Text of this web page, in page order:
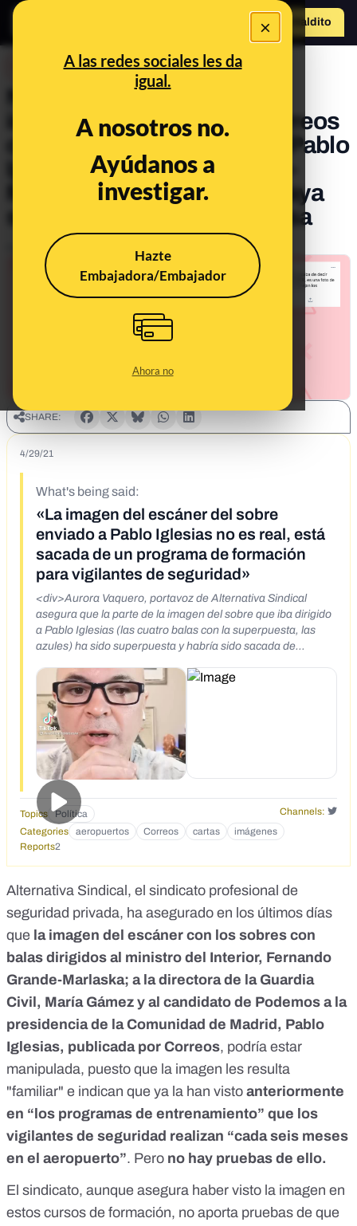
×
A las redes sociales les da
igual.
A nosotros no.
Ayúdanos a
investigar.
Hazte
Embajadora/Embajador
Ahora no
Hazte Maldito
No hay pruebas de que la
imagen del escáner de Correos
con los sobres enviados a Pablo
Iglesias, Fernando Grande-
Marlaska y María Gámez haya
sido superpuesta o sea falsa
Publicado el
SHARE:
4/29/21
What's being said:
«La imagen del escáner del sobre
enviado a Pablo Iglesias no es real, está
sacada de un programa de formación
para vigilantes de seguridad»
<div>Aurora Vaquero, portavoz de Alternativa Sindical
asegura que la parte de la imagen del sobre que iba dirigido
a Pablo Iglesias (las cuatro balas con la superpuesta, las
azules) ha sido superpuesta y habría sido sacada de
el aeropuerto.<br><br>No pone en cuestión que se haya
recibido la carta pero la imagen "adolece de deficiencias".
Dice que lo ha cotejado con otros compañeros que han
hecho cursos de formación.&nbsp;<br>
<br>https://www.cope.es/trecetv/programas/el-
cascabel/amp/noticias/imagen-del-escaner-que-registro-
las-balas-correos-podria-estar-manipulada-segun-
alternativa-sindical-20210429_1262972<br><br></div>
Topics Política
Channels:
Categories
aeropuertos Correos cartas
imágenes
Reports2
Alternativa Sindical, el sindicato profesional de
seguridad privada, ha asegurado en los últimos días
que la imagen del escáner con los sobres con
balas dirigidos al ministro del Interior, Fernando
Grande-Marlaska; a la directora de la Guardia
Civil, María Gámez y al candidato de Podemos a la
presidencia de la Comunidad de Madrid, Pablo
Iglesias, publicada por Correos, podría estar
manipulada, puesto que la imagen les resulta
"familiar" e indican que ya la han visto anteriormente
en “los programas de entrenamiento” que los
vigilantes de seguridad realizan “cada seis meses
en el aeropuerto”. Pero no hay pruebas de ello.
El sindicato, aunque asegura haber visto la imagen en
estos cursos de formación, no aporta pruebas de que